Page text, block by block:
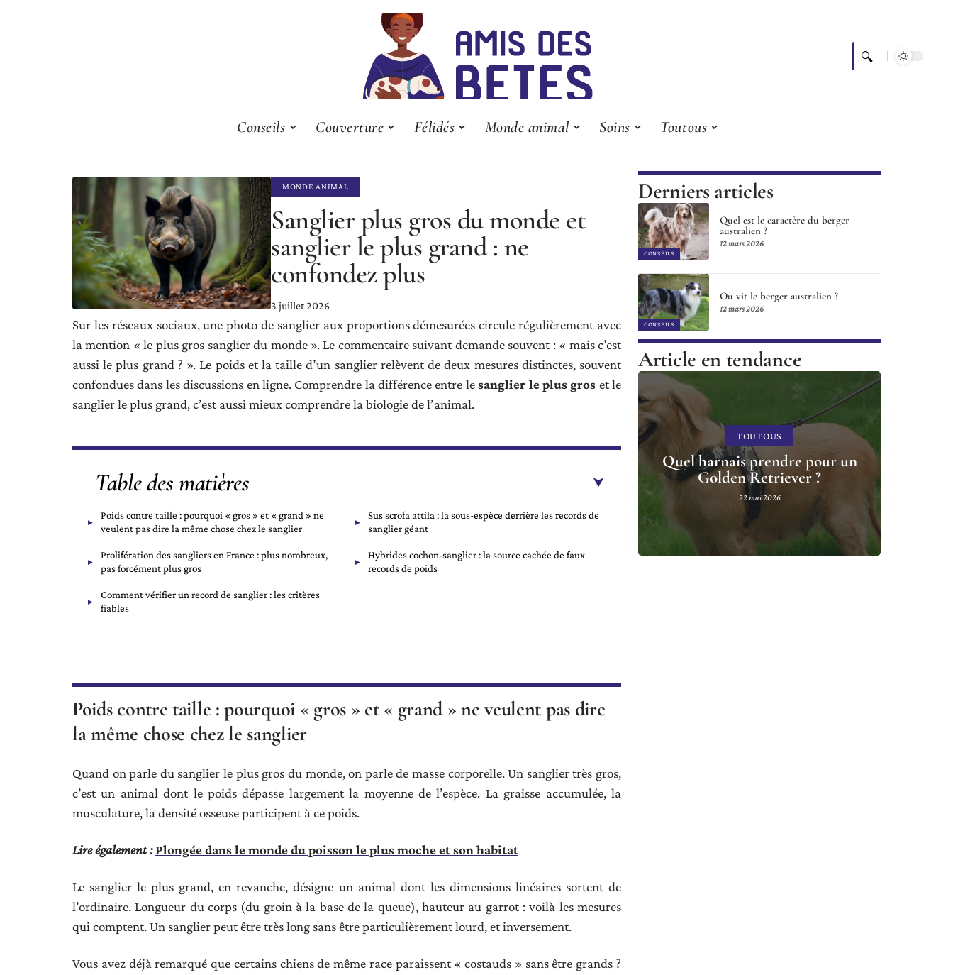
Conseils Couverture Félidés Monde animal Soins Toutous
MONDE ANIMAL
Sanglier plus gros du monde et
sanglier le plus grand : ne
confondez plus
3 juillet 2026
Sur les réseaux sociaux, une photo de sanglier aux proportions démesurées circule régulièrement avec
la mention « le plus gros sanglier du monde ». Le commentaire suivant demande souvent : « mais c’est
aussi le plus grand ? ». Le poids et la taille d’un sanglier relèvent de deux mesures distinctes, souvent
confondues dans les discussions en ligne. Comprendre la différence entre lesanglier le plus gros et le
sanglier le plus grand, c’est aussi mieux comprendre la biologie de l’animal.
Table des matières
Poids contre taille : pourquoi « gros » et « grand » ne
veulent pas dire la même chose chez le sanglier
Sus scrofa attila : la sous-espèce derrière les records de
sanglier géant
Prolifération des sangliers en France : plus nombreux,
pas forcément plus gros
Hybrides cochon-sanglier : la source cachée de faux
records de poids
Comment vérifier un record de sanglier : les critères
fiables
Poids contre taille : pourquoi « gros » et « grand » ne veulent pas dire
la même chose chez le sanglier
Quand on parle du sanglier le plus gros du monde, on parle de masse corporelle. Un sanglier très gros,
c’est un animal dont le poids dépasse largement la moyenne de l’espèce. La graisse accumulée, la
musculature, la densité osseuse participent à ce poids.
Lire également :Plongée dans le monde du poisson le plus moche et son habitat
Le sanglier le plus grand, en revanche, désigne un animal dont les dimensions linéaires sortent de
l’ordinaire. Longueur du corps (du groin à la base de la queue), hauteur au garrot : voilà les mesures
qui comptent. Un sanglier peut être très long sans être particulièrement lourd, et inversement.
Vous avez déjà remarqué que certains chiens de même race paraissent « costauds » sans être grands ?
Derniers articles
CONSEILS
Quel est le caractère du berger
australien ?
12 mars 2026
CONSEILS
Où vit le berger australien ?
12 mars 2026
Article en tendance
TOUTOUS
Quel harnais prendre pour un
Golden Retriever ?
22 mai 2026